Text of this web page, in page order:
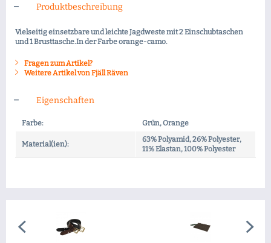
Produktbeschreibung
Vielseitig einsetzbare und leichte Jagdweste mit 2 Einschubtaschen
und 1 Brusttasche.In der Farbe orange-camo.
Fragen zum Artikel?
Weitere Artikel von Fjäll Räven
Eigenschaften
Farbe: Grün, Orange
Material(ien):
63% Polyamid, 26% Polyester,
11% Elastan, 100% Polyester